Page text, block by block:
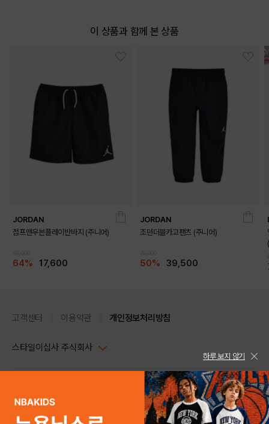
이 상품과 함께 본 상품
JORDAN
점프맨우븐플레이반바지 (주니어)
64% 17,600
JORDAN
조던더블카고팬츠 (주니어)
50% 39,500
고객센터 이용약관 개인정보처리방침
스타일이십사 주식회사
주소 : 서울시 강남구 논현로 633, 6층 (논현동, 한세엠케이빌딩)
사업자등록번호 : 116-81-32499
스타일24 고객센터 1544-5336
평일 09:00~ 18:00 (토/일/공휴일 휴무)
하루 보지 않기